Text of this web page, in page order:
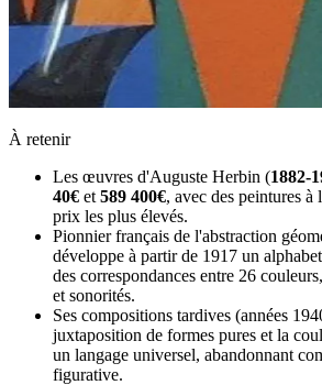
À retenir
Les œuvres d'Auguste Herbin (1882-
40€ et 589 400€, avec des peintures
prix les plus élevés.
Pionnier français de l'abstraction
développe à partir de 1917 un
des correspondances entre 26
et sonorités.
Ses compositions tardives (années
juxtaposition de formes pures et la
un langage universel, abandonnant
figurative.